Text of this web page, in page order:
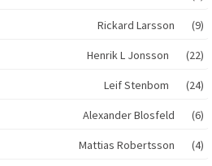
Rickard Larsson (9)
Henrik L Jonsson (22)
Leif Stenbom (24)
Alexander Blosfeld (6)
Mattias Robertsson (4)